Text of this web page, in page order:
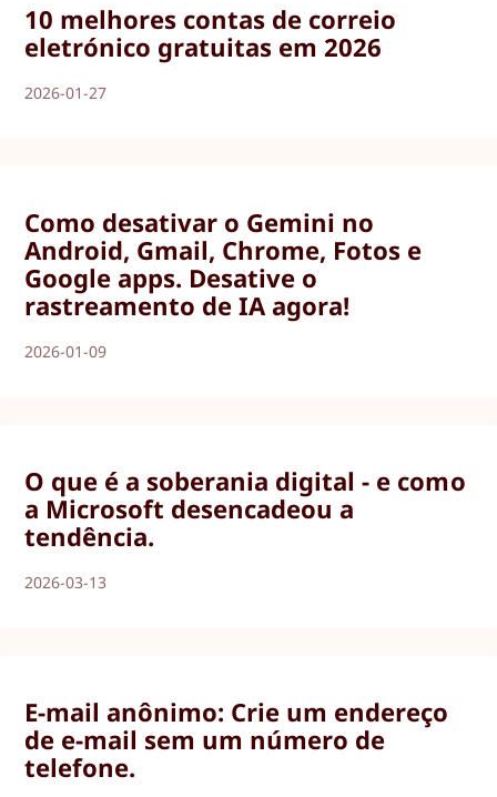
10 melhores contas de correio
eletrónico gratuitas em 2026
2026-01-27
Como desativar o Gemini no
Android, Gmail, Chrome, Fotos e
Google apps. Desative o
rastreamento de IA agora!
2026-01-09
O que é a soberania digital - e como
a Microsoft desencadeou a
tendência.
2026-03-13
E-mail anônimo: Crie um endereço
de e-mail sem um número de
telefone.